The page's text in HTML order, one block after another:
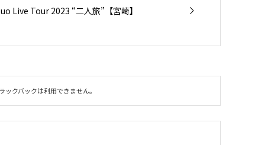
Live Tour 2023 “二人旅”【宮崎】
ックバックは利用できません。